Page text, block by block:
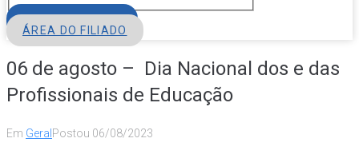
ÁREA DO FILIADO
06 de agosto – Dia Nacional dos e das
Profissionais de Educação
Em Geral Postou 06/08/2023